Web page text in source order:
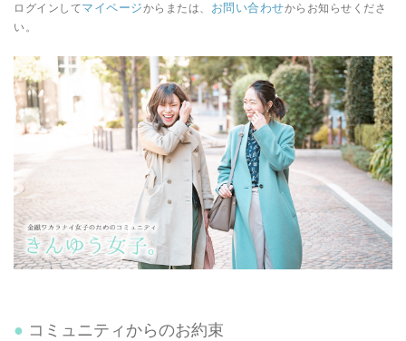
ログインしてマイページからまたは、 お問い合わせからお知らせくださ
い。
コミュニティからのお約束